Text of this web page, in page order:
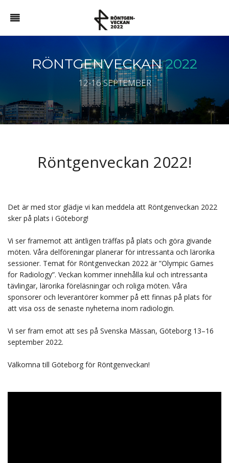
RÖNTGENVECKAN2022
12-16 SEPTEMBER
Röntgenveckan 2022!
Det är med stor glädje vi kan meddela att Röntgenveckan 2022
sker på plats i Göteborg!
Vi ser framemot att äntligen träffas på plats och göra givande
möten. Våra delföreningar planerar för intressanta och lärorika
sessioner. Temat för Röntgenveckan 2022 är ”Olympic Games
for Radiology”. Veckan kommer innehålla kul och intressanta
tävlingar, lärorika föreläsningar och roliga möten. Våra
sponsorer och leverantörer kommer på ett finnas på plats för
att visa oss de senaste nyheterna inom radiologin.
Vi ser fram emot att ses på Svenska Mässan, Göteborg 13–16
september 2022.
Välkomna till Göteborg för Röntgenveckan!